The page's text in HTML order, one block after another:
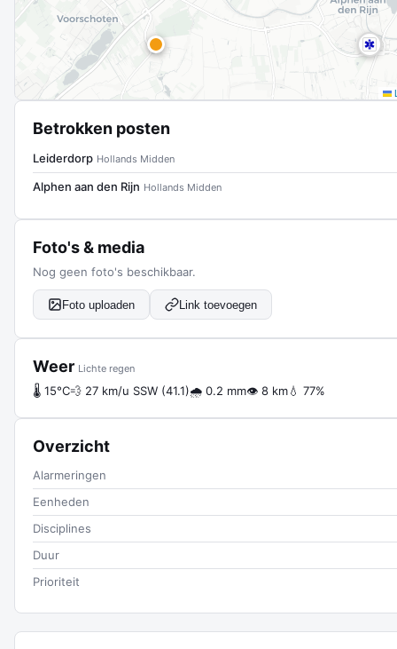
Betrokken posten
Leiderdorp Hollands Midden
Alphen aan den Rijn Hollands Midden
Foto's & media
Nog geen foto's beschikbaar.
Foto uploaden Link toevoegen
Weer Lichte regen
🌡 15°C💨 27 km/u SSW (41.1)🌧 0.2 mm👁 8 km💧 77%
Overzicht
Alarmeringen
Eenheden
Disciplines
Duur
Prioriteit